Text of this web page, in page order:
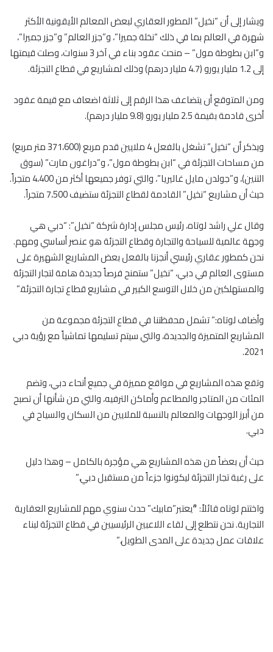
ويشار إلى أن “نخيل” المطور العقاري لبعض المعالم الأيقونية الأكثر
شهرة في العالم بما في ذلك “نخلة جميرا”، و”جزر العالم” و”جزر جميرا”،
و”ابن بطوطة مول” – منحت عقود بناء في آخر 3 سنوات، وصلت قيمتها
إلى 1.2 مليار يورو (4.7 مليار درهم) وذلك لمشاريع في قطاع التجزئة.
ومن المتوقع أن يتضاعف هذا الرقم إلى ثلاثة اضعاف مع قيمة عقود
أخرى قادمة بقيمة 2.5 مليار يورو (9.8 مليار درهم).
ويذكر أن “نخيل” تشغل بالفعل 4 ملايين قدم مربع (371،600 متر مربع)
من مساحات التجزئة في “ابن بطوطة مول”، و”دراغون مارت” (سوق
التنين)، و”جولدن مايل غاليريا”، والتي توفر جميعها أكثر من 4،400 متجراً.
حيث أن مشاريع “نخيل” القادمة لقطاع التجزئة ستضيف 7،500 متجراً.
وقال علي راشد لوتاه، رئيس مجلس إدارة شركة “نخيل”: “دبي هي
وجهة عالمية للسياحة والتجارة وقطاع التجزئة هو عنصر أساسي ومهم.
نحن كمطور عقاري رئيسي أنجزنا بالفعل بعض المشاريع الشهيرة على
مستوى العالم في دبي، “نخيل” ستمنح فرصاً جديدة هامة لتجار التجزئة
والمستهلكين من خلال التوسع الكبير في مشاريع قطاع تجارة التجزئة.”
وأضاف لوتاه:” تشمل محفظتنا في قطاع التجزئة مجموعة من
المشاريع المتميزة والجديدة، والتي سيتم تسليمها تماشياً مع رؤية دبي
2021.
وتقع هذه المشاريع في مواقع مميزة في جميع أنحاء دبي، وتضم
المئات من المتاجر والمطاعم وأماكن الترفيه، والتي من شأنها أن تصبح
من أبرز الوجهات والمعالم بالنسبة للملايين من السكان والسياح في
دبي.
حيث أن بعضاً من هذه المشاريع هي مؤجرة بالكامل – وهذا دليل
على رغبة تجار التجزئة ليكونوا جزءاً من مستقبل دبي.”
واختتم لوتاه قائلاً: “ًيعتبر”مابيك” حدث سنوي مهم للمشاريع العقارية
التجارية. نحن نتطلع إلى لقاء اللاعبين الرئيسيين في قطاع التجزئة لبناء
علاقات عمل جديدة على المدى الطويل.”